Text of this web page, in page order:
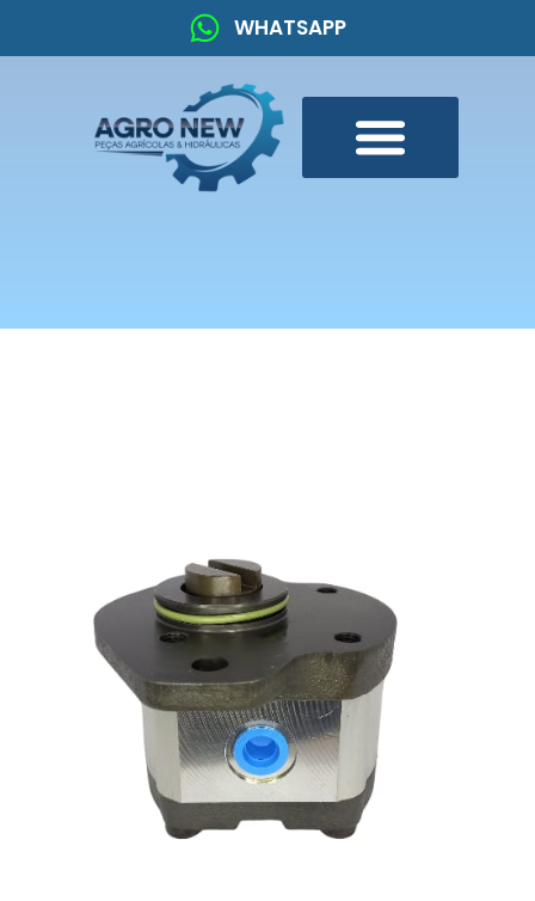
WHATSAPP